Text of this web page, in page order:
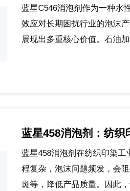
蓝星C546消泡剂作为一种水
效应对长期困扰行业的泡沫
展现出多重核心价值。石油
蓝星458消泡剂：纺织
蓝星458消泡剂在纺织印染
程复杂，泡沫问题频发，会
斑等，降低产品质量。因此